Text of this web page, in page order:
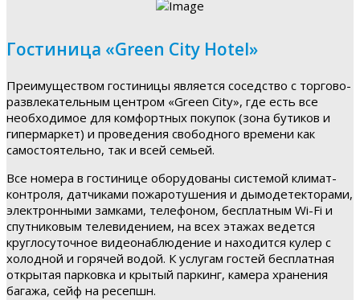
Гостиница «Green City Hotel»
Преимуществом гостиницы является соседство с торгово-
развлекательным центром «Green City», где есть все
необходимое для комфортных покупок (зона бутиков и
гипермаркет) и проведения свободного времени как
самостоятельно, так и всей семьей.
Все номера в гостинице оборудованы системой климат-
контроля, датчиками пожаротушения и дымодетекторами,
электронными замками, телефоном, бесплатным Wi-Fi и
спутниковым телевидением, на всех этажах ведется
круглосуточное видеонаблюдение и находится кулер с
холодной и горячей водой. К услугам гостей бесплатная
открытая парковка и крытый паркинг, камера хранения
багажа, сейф на ресепшн.